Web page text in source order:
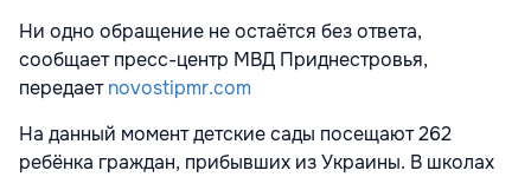
Ни одно обращение не остаётся без ответа,
сообщает пресс-центр МВД Приднестровья,
передаетnovostipmr.com
На данный момент детские сады посещают 262
ребёнка граждан, прибывших из Украины. В школах